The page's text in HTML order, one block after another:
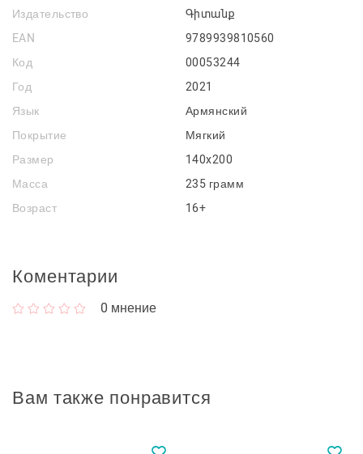
Издательство
Գիտանք
EAN
9789939810560
Код
00053244
Год
2021
Язык
Армянский
Покрытие
Мягкий
Размер
140x200
Масса
235 грамм
Возраст
16+
Коментарии
0 мнение
Вам также понравится